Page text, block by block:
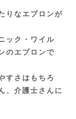
りなエプロンが
ック・ワイル
のエプロンで
すさはもちろ
、介護士さんに